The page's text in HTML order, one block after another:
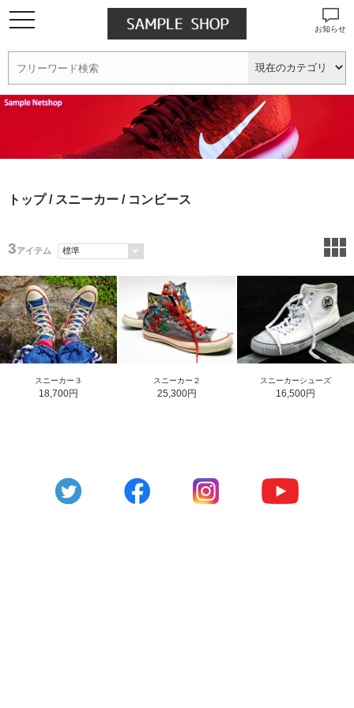
お知らせ
トップ/ スニーカー / コンビース
3アイテム
スニーカー３
18,700円
スニーカー２
25,300円
スニーカーシューズ
16,500円